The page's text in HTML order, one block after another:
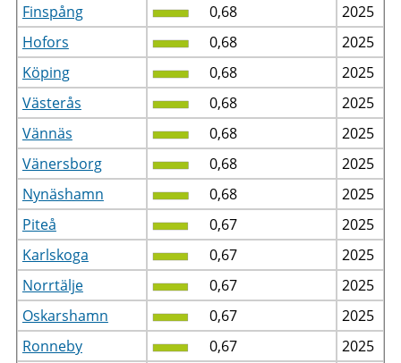
Finspång
0,68
2025
Hofors
0,68
2025
Köping
0,68
2025
Västerås
0,68
2025
Vännäs
0,68
2025
Vänersborg
0,68
2025
Nynäshamn
0,68
2025
Piteå
0,67
2025
Karlskoga
0,67
2025
Norrtälje
0,67
2025
Oskarshamn
0,67
2025
Ronneby
0,67
2025